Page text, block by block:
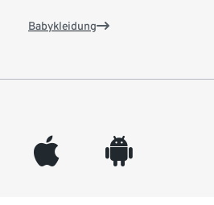
Babykleidung
appleinc android